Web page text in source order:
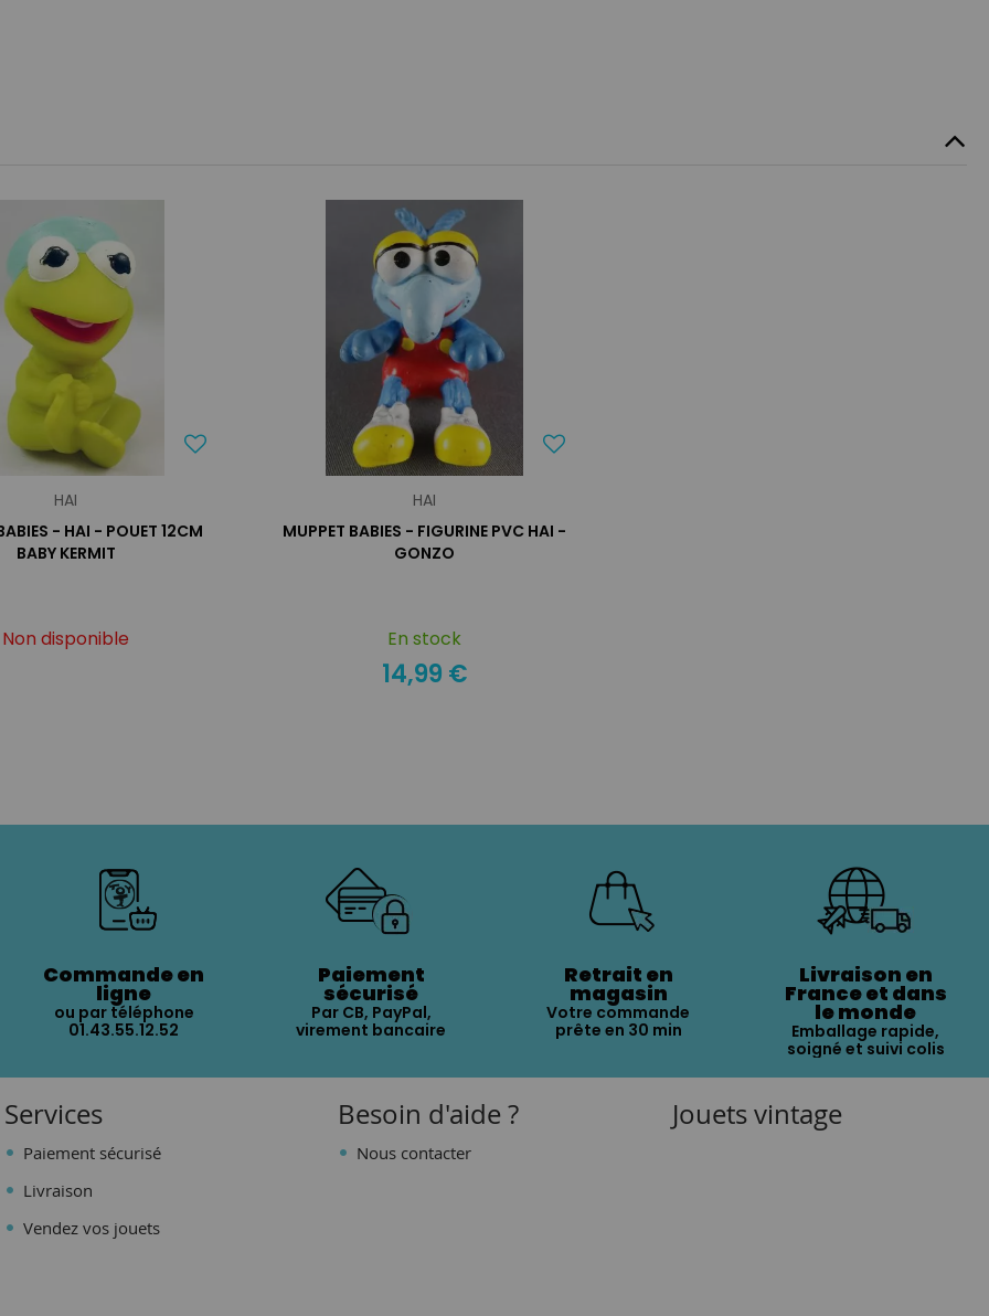
HAI
- HAI - POUET 12CM
BABY KERMIT
Non disponible
HAI
MUPPET BABIES - FIGURINE PVC HAI -
GONZO
En stock
14,99 €
Commande en
ligne
ou par téléphone
01.43.55.12.52
Paiement
sécurisé
Par CB, PayPal,
virement bancaire
Retrait en
magasin
Votre commande
prête en 30 min
Livraison en
France et dans
le monde
Emballage rapide,
soigné et suivi colis
Services
Paiement sécurisé
Livraison
Vendez vos jouets
Besoin d'aide ?
Nous contacter
Jouets vintage